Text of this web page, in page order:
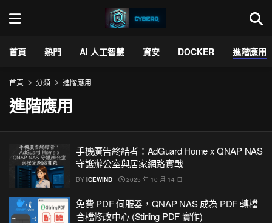
首頁 熱門 AI 人工智慧 資安 DOCKER 進階應用
首頁 分類 進階應用
進階應用
手機廣告終結者：AdGuard Home x QNAP NAS
守護辦公室與居家網路實戰
BY ICEWIND 2025 年 10 月 14 日
免費 PDF 伺服器，QNAP NAS 成為 PDF 轉檔
合檔修改中心 (Stirling PDF 實作)